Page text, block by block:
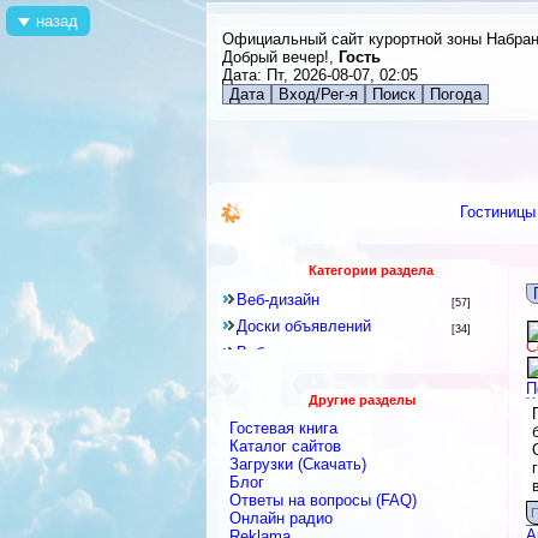
Официальный сайт курортной зоны
Добрый вечер!, Гость
Дата: Пт, 2026-08-07, 02:05
Дата
Вход/Рег-я Поиск Погода
Гостиницы
Категории раздела
Веб-дизайн [57]
Доски объявлений [34]
Веб-программирование
Знакомства и Общение
Каталоги
Скрипты
Блоги
Интернет-сервисы, Интернет-
услуги
Другие разделы
Гостевая книга
Каталог сайтов
Загрузки (Скачать)
Блог
Ответы на вопросы (FAQ)
Онлайн радио
назад